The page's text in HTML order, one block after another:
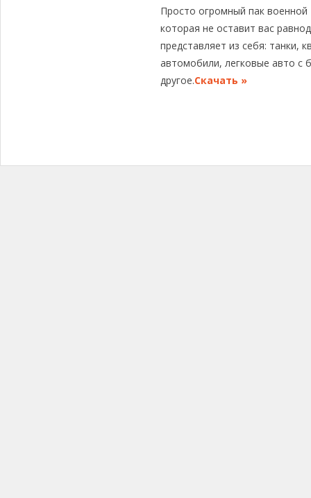
Просто огромный пак военной
которая не оставит вас
представляет из себя: танки,
автомобили, легковые авто
другое.Скачать »